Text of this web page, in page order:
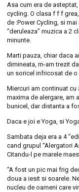
Asa cum era de
cycling. O clasa f f f
de :Power Cycling, si
“deruleaza” muzica a 2
minunte.
Marti pauza, chiar daca
dimineata, m-am trezit
un soricel infricosat de
Miercuri am continuat cu
maxima de alergare, am
bunicel, dar distanta a
Daca e joi e Yoga, si
Sambata deja era a 4
cand grupul “Alergatori
Citandu-l pe marele
“A fost un pic mai frig
doua a iesit si soarele.
nucleu de oameni care